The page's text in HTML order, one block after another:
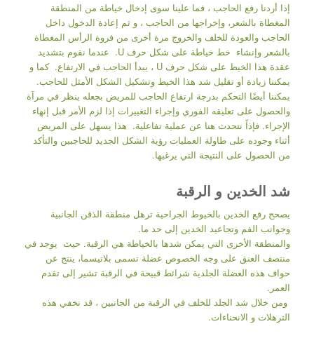
إذا أردنا رفع الحاجب ، فما علينا سوى إدخال خياطة من المنطقة
المغطاة بالشعر، وإخراجها من الحاجب ، و ثم إعادة الدخول داخل
الحاجب والعودة للخلف والخروج مرة أخرى من فروة الرأس المغطاة
بالشعر وإنشاء خط خياطة على شكل حرف U. عندما نقوم بتشديد
عقدة هذا الخيط على شكل حرف U ، يبدأ الحاجب في الارتفاع. كما و
يمكننا زيادة أو تقليل شد هذا الخيط وتشكيل الشكل الأمثل للحاجب.
يمكننا أيضًا التحكم بدرجة ارتفاع الحاجب للمريض بجعله ينظر في مرآة
والحصول على تعليقه الفوري وإجراء التغييرات إذا لزم الأمر قبل إنهاء
الإجراء. فإذاً نتحدث هنا عن عملية تفاعلية. هذا يسهل على المريض
أثناء وجوده على طاولة العمليات رؤية الشكل الجديد للحاجبين والتأكد
من الحصول على النتيجة التي يرغبها.
شد الخدين و الرقبة
يصحح رفع الخدين بالخيوط الجراحية ترهل منطقة الذقن الجانبية
وجوانب الفم وتجاعيد الخدين إلى حد ما.
والمنطقة الأخرى التي يمكن شدها بالخياطة هي الرقبة. حيث يوجد في
منتصف العنق على وجه الخصوص عضلة تسمى بلاتيسما، ينتج عن
حواف هذه العضلة الجلدية شرائط قبيحة في الرقبة تشير إلى تقدم
العمر.
ومن خلال شد الجلد للخلف في الرقبة من الجانبين ، قد نخفي هذه
الترهلات و الانحناءات.